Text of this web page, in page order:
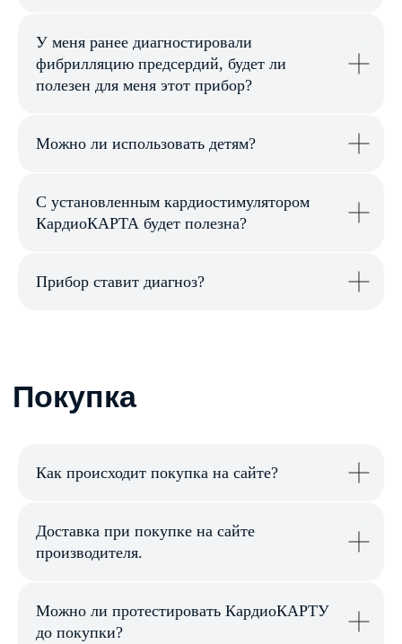
У меня ранее диагностировали
фибрилляцию предсердий, будет ли
полезен для меня этот прибор?
Можно ли использовать детям?
С установленным кардиостимулятором
КардиоКАРТА будет полезна?
Прибор ставит диагноз?
Как происходит покупка на сайте?
Доставка при покупке на сайте
производителя.
Можно ли протестировать КардиоКАРТУ
до покупки?
Приложение